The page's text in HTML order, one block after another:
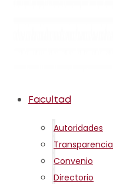
Facultad
Autoridades
Transparencia
Convenio
Directorio